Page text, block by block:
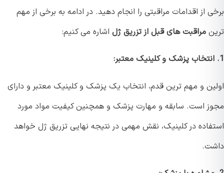
از اقدامات مراقبتی را انجام دهید. در ادامه به برخی از مهم
مراقبت های قبل از تزریق ژل اشاره می کنیم:
و مهم ترین قدم، انتخاب یک پزشک و کلینیک معتبر و دارای
است. سابقه و مهارت پزشک و همچنین کیفیت مواد مورد
در کلینیک، نقش مهمی در نتیجه نهایی تزریق ژل خواهد